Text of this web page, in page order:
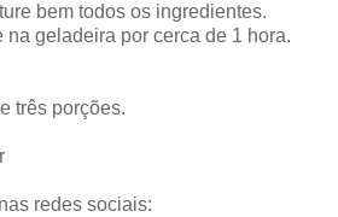
bem todos os ingredientes.
geladeira por cerca de 1 hora.
três porções.
redes sociais: